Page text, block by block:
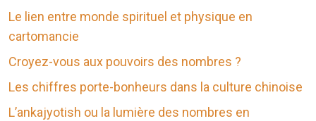
Le lien entre monde spirituel et physique en
cartomancie
Croyez-vous aux pouvoirs des nombres ?
Les chiffres porte-bonheurs dans la culture chinoise
L’ankajyotish ou la lumière des nombres en